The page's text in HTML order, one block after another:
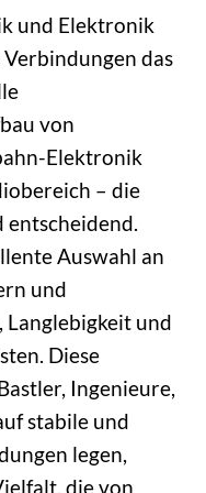
und Elektronik
das
von
Elektronik
– die
Auswahl an
und
Langlebigkeit und
Diese
Ingenieure,
stabile und
legen,
die von